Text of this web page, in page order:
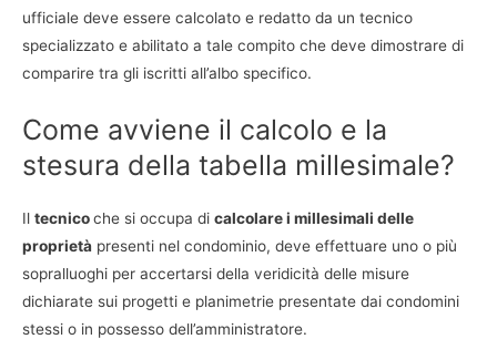
ufficiale deve essere calcolato e redatto da un tecnico
specializzato e abilitato a tale compito che deve dimostrare di
comparire tra gli iscritti all’albo specifico.
Come avviene il calcolo e la
stesura della tabella millesimale?
Il tecnicoche si occupa di calcolare i millesimali delle
proprietà presenti nel condominio, deve effettuare uno o più
sopralluoghi per accertarsi della veridicità delle misure
dichiarate sui progetti e planimetrie presentate dai condomini
stessi o in possesso dell’amministratore.